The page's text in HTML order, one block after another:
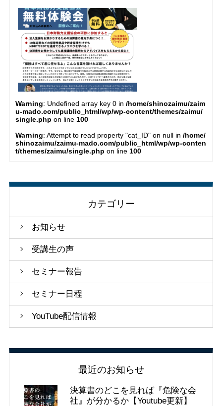
Warning: Undefined array key 0 in/home/shinozaimu/zaim
u-mado.com/public_html/wp/wp-content/themes/zaimu/
single.php on line 100
Warning: Attempt to read property "cat_ID" on null in/home/
shinozaimu/zaimu-mado.com/public_html/wp/wp-conten
t/themes/zaimu/single.php on line 100
カテゴリー
お知らせ
受講生の声
セミナー報告
セミナー日程
YouTube配信情報
最近のお知らせ
決算書のどこを見れば『危険な会
社』が分かるか【Youtube更新】